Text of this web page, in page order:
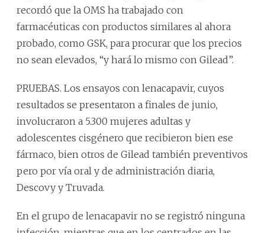
recordó que la OMS ha trabajado con
farmacéuticas con productos similares al ahora
probado, como GSK, para procurar que los precios
no sean elevados, “y hará lo mismo con Gilead”.
PRUEBAS. Los ensayos con lenacapavir, cuyos
resultados se presentaron a finales de junio,
involucraron a 5.300 mujeres adultas y
adolescentes cisgénero que recibieron bien ese
fármaco, bien otros de Gilead también preventivos
pero por vía oral y de administración diaria,
Descovy y Truvada.
En el grupo de lenacapavir no se registró ninguna